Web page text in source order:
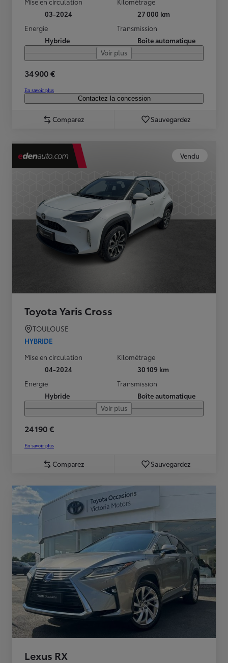
03-2024
27 000 km
Energie
Hybride
Transmission
Boîte automatique
Voir plus
34 900 €
En savoir plus
Contactez la concession
Comparez Sauvegardez
Vendu
Toyota Yaris Cross
TOULOUSE
HYBRIDE
Mise en circulation
04-2024
Kilométrage
30 109 km
Energie
Hybride
Transmission
Boîte automatique
Voir plus
24 190 €
En savoir plus
Comparez Sauvegardez
Lexus RX